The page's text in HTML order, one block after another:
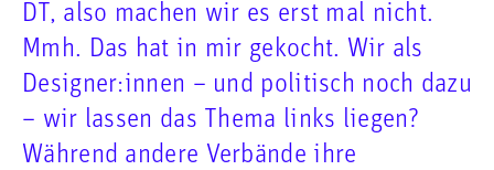
DT, also machen wir es erst mal nicht.
Mmh. Das hat in mir gekocht. Wir als
Designer:innen – und politisch noch dazu
– wir lassen das Thema links liegen?
Während andere Verbände ihre